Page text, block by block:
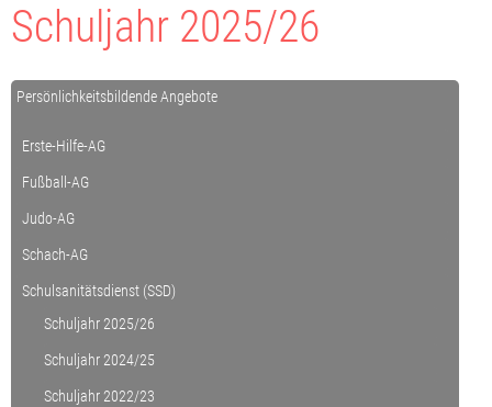
Schuljahr 2025/26
Persönlichkeitsbildende Angebote
Erste-Hilfe-AG
Fußball-AG
Judo-AG
Schach-AG
Schulsanitätsdienst (SSD)
Schuljahr 2025/26
Schuljahr 2024/25
Schuljahr 2022/23